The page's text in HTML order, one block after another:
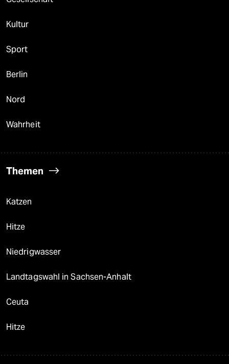
Kultur
Sport
Berlin
Nord
Wahrheit
Themen
Katzen
Hitze
Niedrigwasser
Landtagswahl in Sachsen-Anhalt
Ceuta
Hitze